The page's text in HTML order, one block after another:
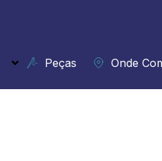
Peças Onde